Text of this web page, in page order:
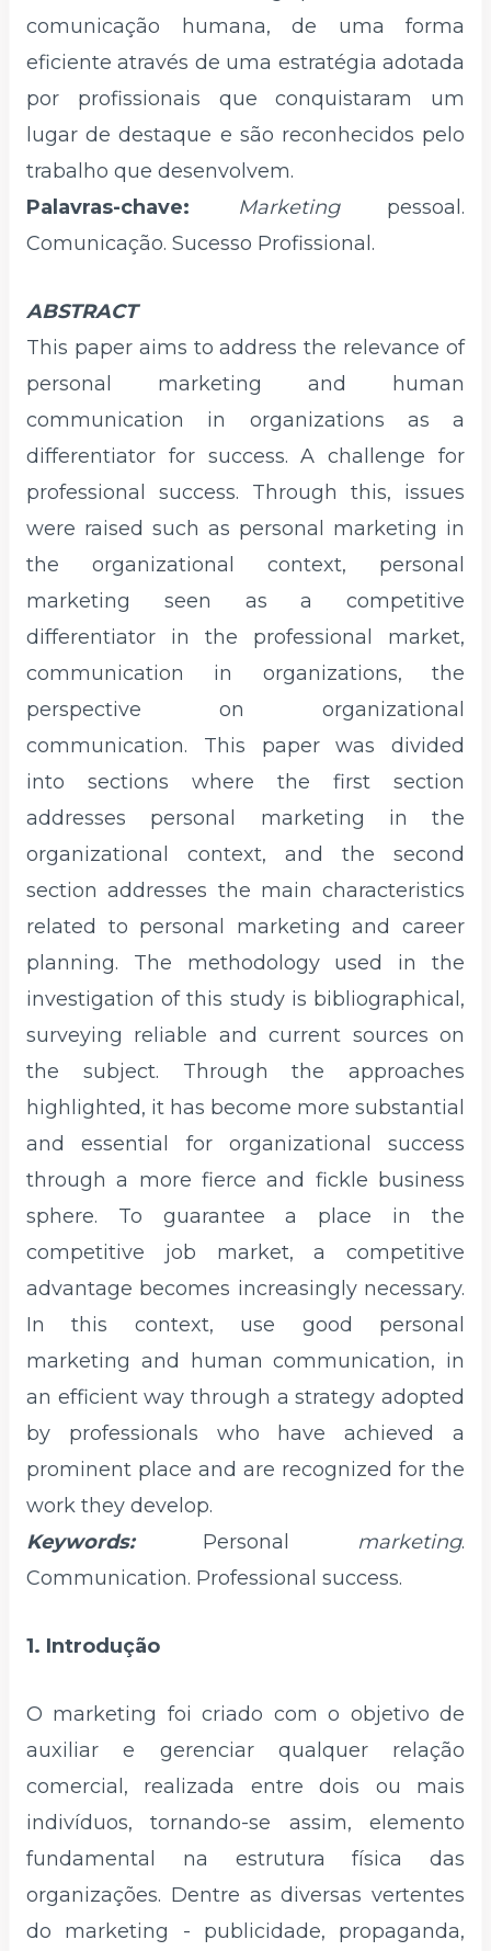
comunicação humana, de uma forma
eficiente através de uma estratégia adotada
por profissionais que conquistaram um
lugar de destaque e são reconhecidos pelo
trabalho que desenvolvem.
Palavras-chave:
Marketingpessoal.
Comunicação. Sucesso Profissional.
ABSTRACT
This paper aims to address the relevance of
personal marketing and human
communication in organizations as a
differentiator for success. A challenge for
professional success. Through this, issues
were raised such as personal marketing in
the organizational context, personal
marketing seen as a competitive
differentiator in the professional market,
communication in organizations, the
perspective on organizational
communication. This paper was divided
into sections where the first section
addresses personal marketing in the
organizational context, and the second
section addresses the main characteristics
related to personal marketing and career
planning. The methodology used in the
investigation of this study is bibliographical,
surveying reliable and current sources on
the subject. Through the approaches
highlighted, it has become more substantial
and essential for organizational success
through a more fierce and fickle business
sphere. To guarantee a place in the
competitive job market, a competitive
advantage becomes increasingly necessary.
In this context, use good personal
marketing and human communication, in
an efficient way through a strategy adopted
by professionals who have achieved a
prominent place and are recognized for the
work they develop.
Keywords:
Personal marketing.
Communication. Professional success.
1. Introdução
O marketing foi criado com o objetivo de
auxiliar e gerenciar qualquer relação
comercial, realizada entre dois ou mais
indivíduos, tornando-se assim, elemento
fundamental na estrutura física das
organizações. Dentre as diversas vertentes
do marketing - publicidade, propaganda,